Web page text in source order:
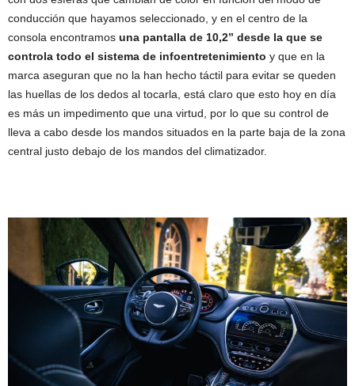
conducción que hayamos seleccionado, y en el centro de la
consola encontramos una pantalla de 10,2” desde la que se
controla todo el sistema de infoentretenimiento y que en la
marca aseguran que no la han hecho táctil para evitar se queden
las huellas de los dedos al tocarla, está claro que esto hoy en día
es más un impedimento que una virtud, por lo que su control de
lleva a cabo desde los mandos situados en la parte baja de la zona
central justo debajo de los mandos del climatizador.